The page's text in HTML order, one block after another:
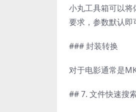
小丸工具箱可以
要求，参数默认即
### 封装转换
对于电影通常是
## 7. 文件快速搜